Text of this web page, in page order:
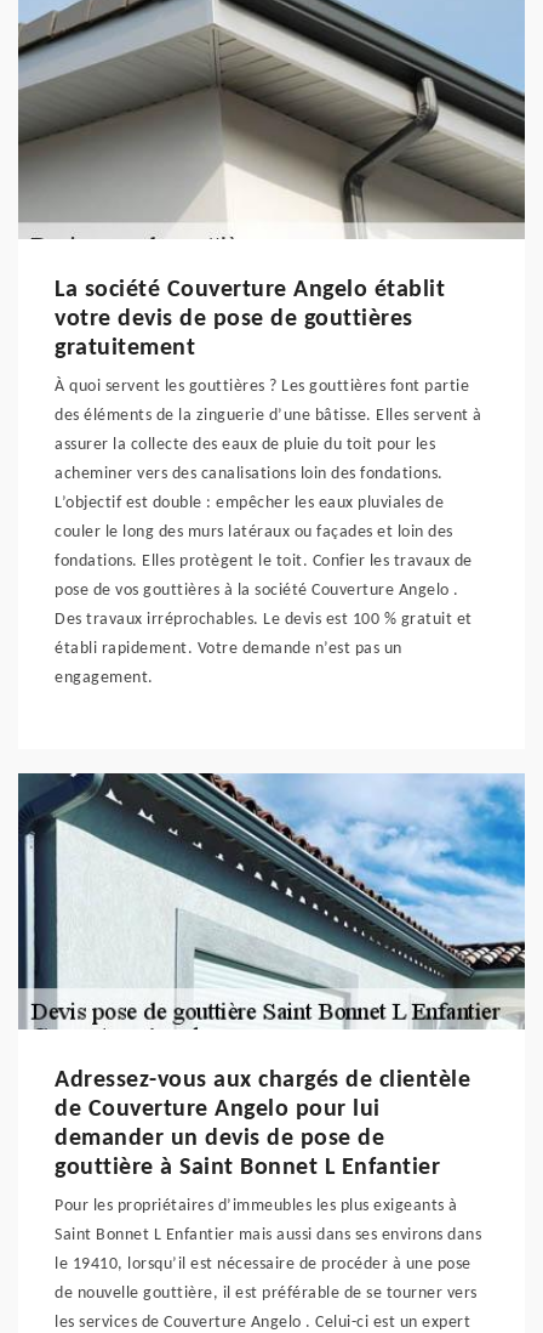
La société Couverture Angelo établit
votre devis de pose de gouttières
gratuitement
À quoi servent les gouttières ? Les gouttières font partie
des éléments de la zinguerie d’une bâtisse. Elles servent à
assurer la collecte des eaux de pluie du toit pour les
acheminer vers des canalisations loin des fondations.
L’objectif est double : empêcher les eaux pluviales de
couler le long des murs latéraux ou façades et loin des
fondations. Elles protègent le toit. Confier les travaux de
pose de vos gouttières à la société Couverture Angelo .
Des travaux irréprochables. Le devis est 100 % gratuit et
établi rapidement. Votre demande n’est pas un
engagement.
Adressez-vous aux chargés de clientèle
de Couverture Angelo pour lui
demander un devis de pose de
gouttière à Saint Bonnet L Enfantier
Pour les propriétaires d’immeubles les plus exigeants à
Saint Bonnet L Enfantier mais aussi dans ses environs dans
le 19410, lorsqu’il est nécessaire de procéder à une pose
de nouvelle gouttière, il est préférable de se tourner vers
les services de Couverture Angelo . Celui-ci est un expert